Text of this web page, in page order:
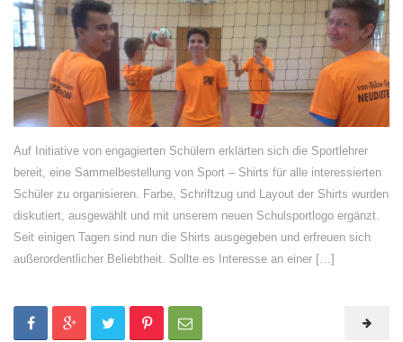
Auf Initiative von engagierten Schülern erklärten sich die Sportlehrer
bereit, eine Sammelbestellung von Sport – Shirts für alle interessierten
Schüler zu organisieren. Farbe, Schriftzug und Layout der Shirts wurden
diskutiert, ausgewählt und mit unserem neuen Schulsportlogo ergänzt.
Seit einigen Tagen sind nun die Shirts ausgegeben und erfreuen sich
außerordentlicher Beliebtheit. Sollte es Interesse an einer […]